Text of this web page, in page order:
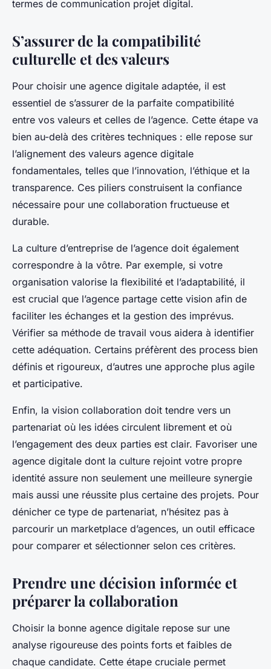
termes de communication projet digital.
S’assurer de la compatibilité
culturelle et des valeurs
Pour choisir une agence digitale adaptée, il est
essentiel de s’assurer de la parfaite compatibilité
entre vos valeurs et celles de l’agence. Cette étape va
bien au-delà des critères techniques : elle repose sur
l’alignement des valeurs agence digitale
fondamentales, telles que l’innovation, l’éthique et la
transparence. Ces piliers construisent la confiance
nécessaire pour une collaboration fructueuse et
durable.
La culture d’entreprise de l’agence doit également
correspondre à la vôtre. Par exemple, si votre
organisation valorise la flexibilité et l’adaptabilité, il
est crucial que l’agence partage cette vision afin de
faciliter les échanges et la gestion des imprévus.
Vérifier sa méthode de travail vous aidera à identifier
cette adéquation. Certains préfèrent des process bien
définis et rigoureux, d’autres une approche plus agile
et participative.
Enfin, la vision collaboration doit tendre vers un
partenariat où les idées circulent librement et où
l’engagement des deux parties est clair. Favoriser une
agence digitale dont la culture rejoint votre propre
identité assure non seulement une meilleure synergie
mais aussi une réussite plus certaine des projets. Pour
dénicher ce type de partenariat, n’hésitez pas à
parcourir un marketplace d’agences, un outil efficace
pour comparer et sélectionner selon ces critères.
Prendre une décision informée et
préparer la collaboration
Choisir la bonne agence digitale repose sur une
analyse rigoureuse des points forts et faibles de
chaque candidate. Cette étape cruciale permet